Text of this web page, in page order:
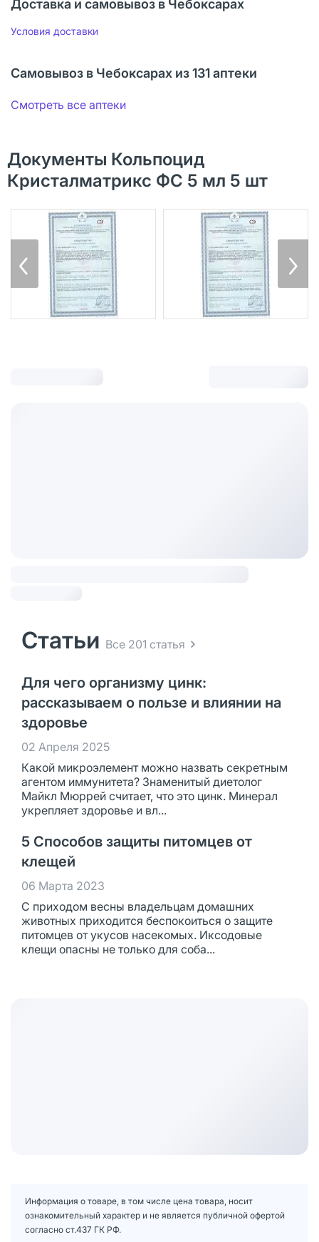
Доставка и самовывоз в Чебоксарах
Условия доставки
Самовывоз в Чебоксарах из 131 аптеки
Смотреть все аптеки
Документы Кольпоцид
Кристалматрикс ФС 5 мл 5 шт
Статьи Все 201 статья
Для чего организму цинк:
рассказываем о пользе и влиянии на
здоровье
02 Апреля 2025
Какой микроэлемент можно назвать секретным
агентом иммунитета? Знаменитый диетолог
Майкл Мюррей считает, что это цинк. Минерал
укрепляет здоровье и вл...
5 Способов защиты питомцев от
клещей
06 Марта 2023
С приходом весны владельцам домашних
животных приходится беспокоиться о защите
питомцев от укусов насекомых. Иксодовые
клещи опасны не только для соба...
Информация о товаре, в том числе цена товара, носит
ознакомительный характер и не является публичной офертой
согласно ст.437 ГК РФ.